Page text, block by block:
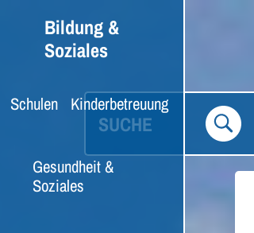
SUCHE
Bildung &
Soziales
Schulen Kinderbetreuung
Gesundheit &
Soziales